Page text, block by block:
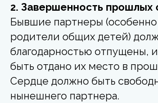
2. Завершенность прошлых
Бывшие партнеры
родители общих детей)
благодарностью отпущены,
быть отдано их место в
Сердце должно быть
нынешнего партнера.